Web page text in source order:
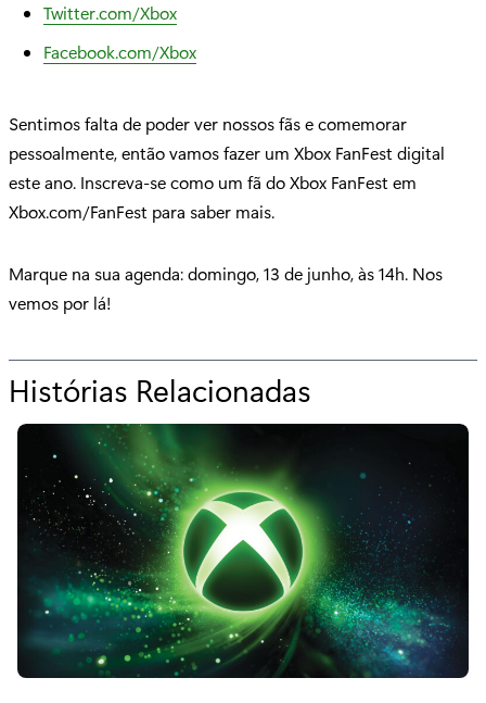
Twitter.com/Xbox
Facebook.com/Xbox
Sentimos falta de poder ver nossos fãs e comemorar
pessoalmente, então vamos fazer um Xbox FanFest digital
este ano. Inscreva-se como um fã do Xbox FanFest em
Xbox.com/FanFest para saber mais.
Marque na sua agenda: domingo, 13 de junho, às 14h. Nos
vemos por lá!
Histórias Relacionadas
a
a
"
J
u
n